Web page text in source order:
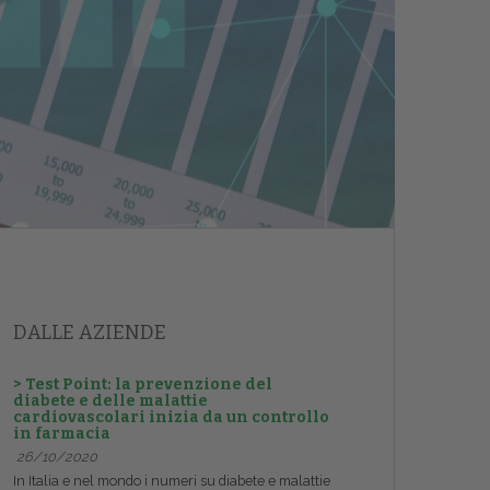
DALLE AZIENDE
> Test Point: la prevenzione del
diabete e delle malattie
cardiovascolari inizia da un controllo
in farmacia
26/10/2020
In Italia e nel mondo i numeri su diabete e malattie